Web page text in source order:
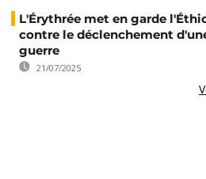
L'Érythrée met en garde
contre le déclenchement
guerre
21/07/2025